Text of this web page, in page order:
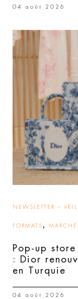
04 août 2026
NEWSLETTER –
FORMATS,
Pop-up
: Dior
en Turquie
04 août 2026